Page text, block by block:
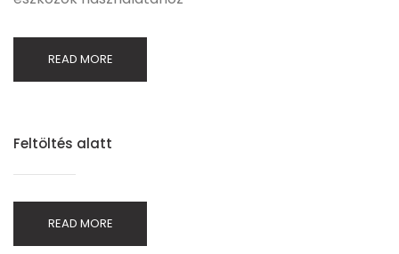
READ MORE
Feltöltés alatt
READ MORE